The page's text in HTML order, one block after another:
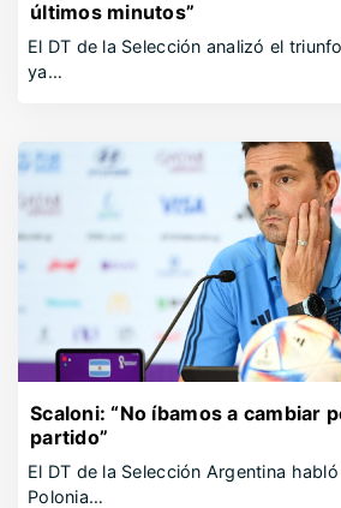
últimos minutos”
El DT de la Selección analizó el
ya…
Scaloni: “No íbamos a cambiar
partido”
El DT de la Selección Argentina
Polonia…